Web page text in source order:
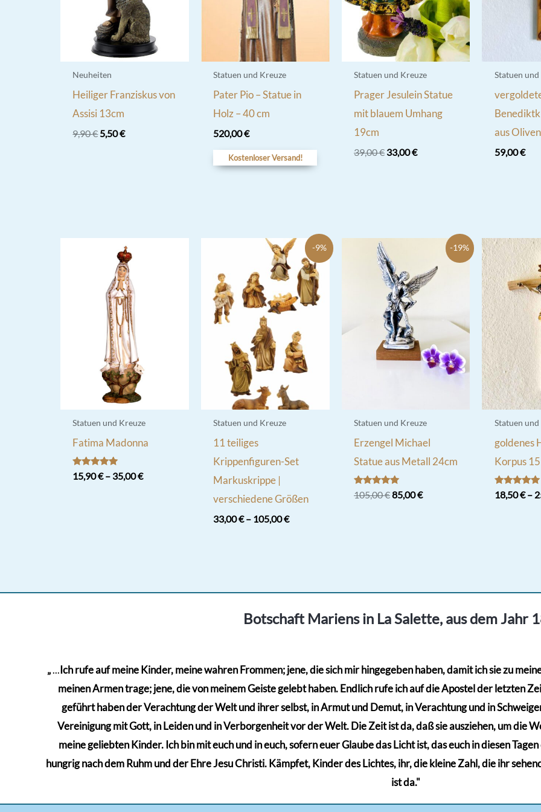
Neuheiten
Heiliger Franziskus von
Assisi 13cm
9,90€Ursprünglicher
5,50€Aktueller
Statuen und Kreuze
Pater Pio – Statue in
Holz – 40 cm
520,00€
Kostenloser Versand!
Statuen und Kreuze
Prager Jesulein Statue
mit blauem Umhang
19cm
39,00€ Ursprünglicher
33,00€Aktueller
Statuen
aus
59,00€
Statuen und Kreuze
Fatima Madonna
Bewertet
mit
15,90€– 35,00€
auf.
auf
der
Produktseite
gewählt
werden
-9%
Statuen und Kreuze
11 teiliges
Krippenfiguren-Set
Markuskrippe |
verschiedene Größen
33,00€– 105,00€
mehrere
Varianten
Optionen
können
auf
der
Produktseite
gewählt
-19%
Statuen und Kreuze
Erzengel Michael
Statue aus Metall 24cm
Bewertet
mit
105,00€Ursprünglicher
85,00€Aktueller
Statuen
goldenes
Korpus
Bewertet
mit
18,50€–
Varianten
Die
können
auf
der
gewählt
werden
Botschaft Mariens in La Salette, aus dem Jahr
„...Ich rufe auf meine Kinder, meine wahren Frommen; jene, die sich mir hingegeben haben, damit ich sie zu
meinen Armen trage; jene, die von meinem Geiste gelebt haben. Endlich rufe ich auf die Apostel der letzten
geführt haben der Verachtung der Welt und ihrer selbst, in Armut und Demut, in Verachtung und in
Vereinigung mit Gott, in Leiden und in Verborgenheit vor der Welt. Die Zeit ist da, daß sie ausziehen, um die
meine geliebten Kinder. Ich bin mit euch und in euch, sofern euer Glaube das Licht ist, das euch in diesen
hungrig nach dem Ruhm und der Ehre Jesu Christi. Kämpfet, Kinder des Lichtes, ihr, die kleine Zahl, die ihr
ist da."